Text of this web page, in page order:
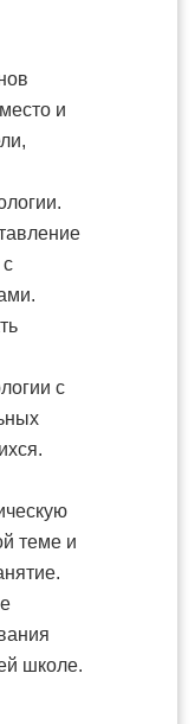
и
с
теме и
школе.